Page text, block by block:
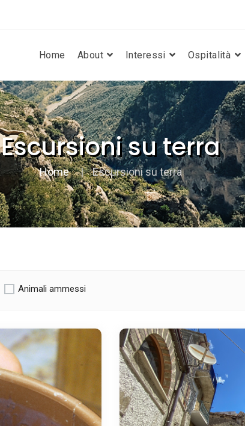
Home About Interessi Ospitalità
Escursioni su terra
Home Escursioni su terra
Animali ammessi